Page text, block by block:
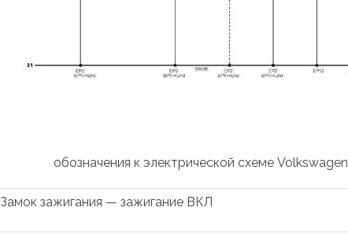
обозначения к электрической схеме Volkswagen
Замок зажигания — зажигание ВКЛ